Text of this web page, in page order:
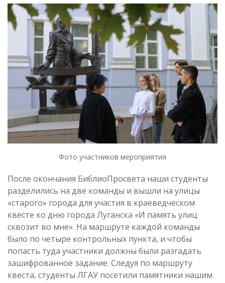
Фото участников мероприятия
После окончания БиблиоПросвета наши студенты
разделились на две команды и вышли на улицы
«старого» города для участия в краеведческом
квесте ко дню города Луганска «И память улиц
сквозит во мне». На маршруте каждой команды
было по четыре контрольных пункта, и чтобы
попасть туда участники должны были разгадать
зашифрованное задание. Следуя по маршруту
квеста, студенты ЛГАУ посетили памятники нашим